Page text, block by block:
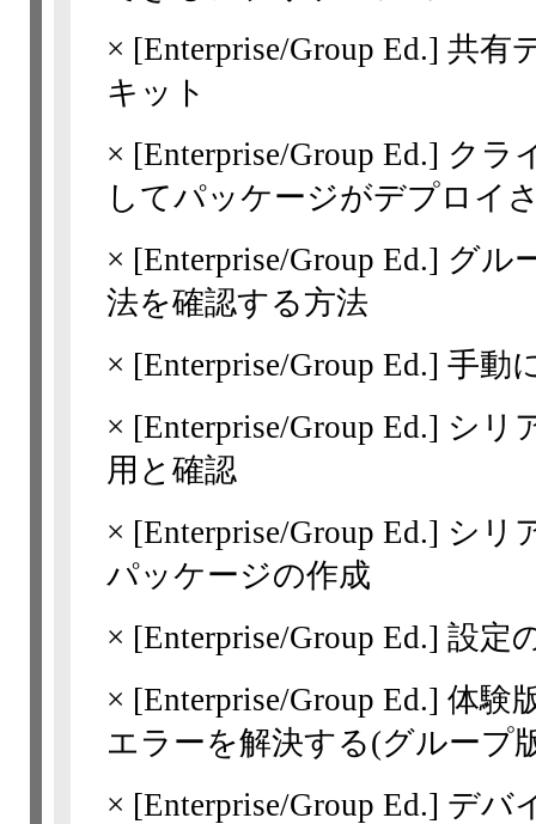
× [Enterprise/Group Ed.] 共有
キット
× [Enterprise/Group Ed.] クラ
してパッケージがデプロイ
× [Enterprise/Group Ed.] グル
法を確認する方法
× [Enterprise/Group Ed.] 手動
× [Enterprise/Group Ed.] シリ
用と確認
× [Enterprise/Group Ed.] シリ
パッケージの作成
× [Enterprise/Group Ed.] 設定
× [Enterprise/Group Ed.] 体験
エラーを解決する(グループ
× [Enterprise/Group Ed.] デバ